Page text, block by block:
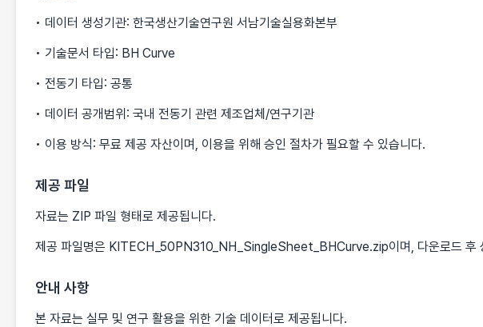
• 데이터 생성기관: 한국생산기술연구원 서남기술실용화본부
• 기술문서 타입: BH Curve
• 전동기 타입: 공통
• 데이터 공개범위: 국내 전동기 관련 제조업체/연구기관
• 이용 방식: 무료 제공 자산이며, 이용을 위해 승인 절차가 필요할 수 있습니다.
제공 파일
자료는 ZIP 파일 형태로 제공됩니다.
제공 파일명은 KITECH_50PN310_NH_SingleSheet_BHCurve.zip이며, 다운로드 후
안내 사항
본 자료는 실무 및 연구 활용을 위한 기술 데이터로 제공됩니다.